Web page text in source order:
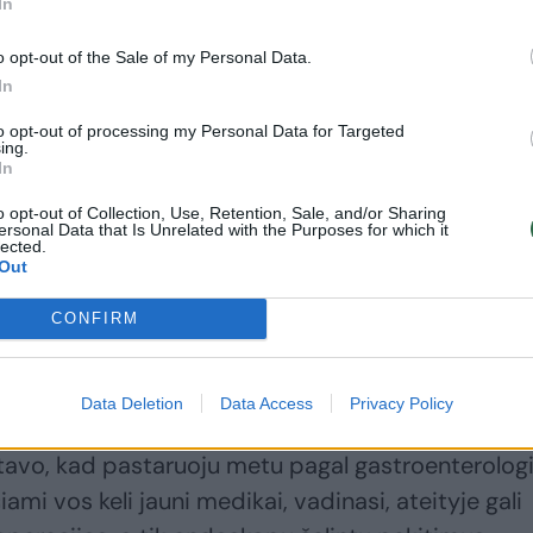
opt-out of the Sale of my Personal Data.
opt-out of processing my Personal Data for Targeted
opt-out of Collection, Use, Retention, Sale, and/or Sharing
Data that Is Unrelated with the Purposes for which it
CONFIRM
Data Deletion Data Access Privacy Policy
diagnozių priežastį
kraujo mėginys būna teigiamas, o tai reiškia,
Tokie pacientai turėtų būti tiriami
T.Poškus.
– endoskopu – apžiūrima storoji žarna.
gabalėlių ištirti (biopsija), pašalinami įvairūs
tai reiškia, kad nebus rimtos ligos.
kad pastaruoju metu pagal
vos keli jauni medikai, vadinasi, ateityje gali